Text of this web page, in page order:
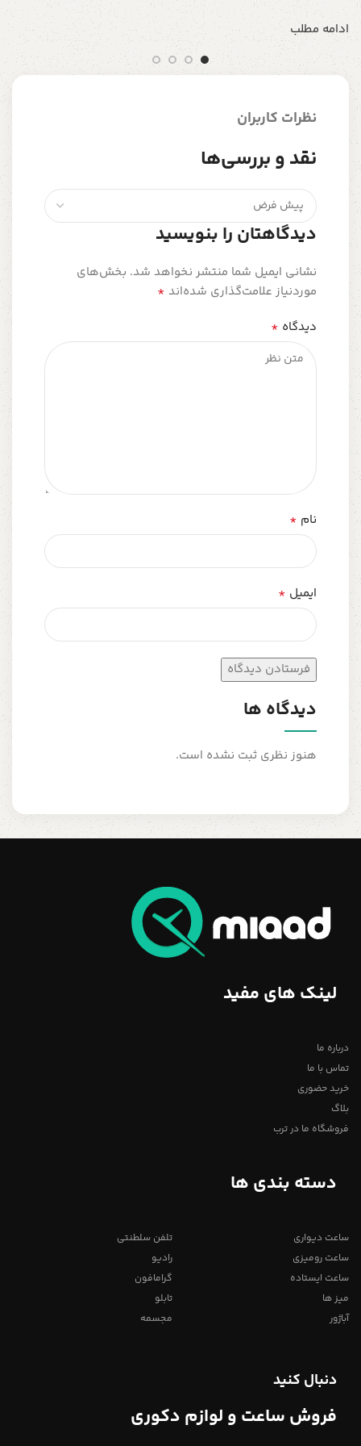
ادامه مطلب
نظرات کاربران
نقد و بررسی‌ها
دیدگاهتان را بنویسید
نشانی ایمیل شما منتشر نخواهد شد. بخش‌های
موردنیاز علامت‌گذاری شده‌اند *
دیدگاه *
نام *
ایمیل *
دیدگاه ها
هنوز نظری ثبت نشده است.
لینک های مفید
درباره ما
تماس با ما
خرید حضوری
بلاگ
فروشگاه ما در ترب
دسته بندی ها
ساعت دیواری
ساعت رومیزی
ساعت ایستاده
میز ها
آباژور
تلفن سلطنتی
رادیو
گرامافون
تابلو
مجسمه
دنبال کنید
فروش ساعت و لوازم دکوری